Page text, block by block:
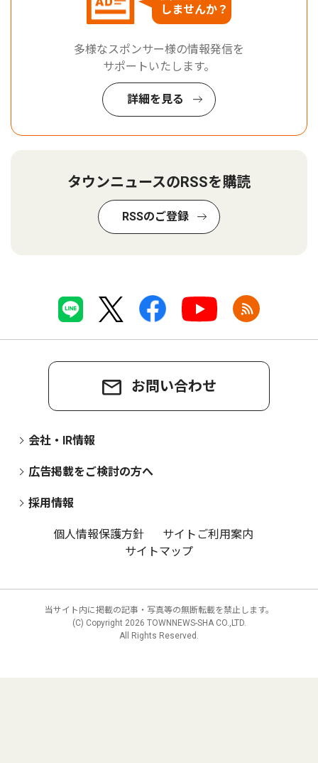
しませんか？
多様なスポンサー様の情報発信を
サポートいたします。
詳細を見る
タウンニュースのRSSを購読
RSSのご登録
お問い合わせ
会社・IR情報
広告掲載をご検討の方へ
採用情報
個人情報保護方針
サイトご利用案内
サイトマップ
当サイト内に掲載の記事・写真等の無断転載を禁止します。
(C) Copyright 2026 TOWNNEWS-SHA CO.,LTD.
All Rights Reserved.